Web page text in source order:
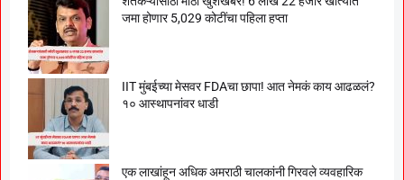
जमा होणार 5,029 कोटींचा पहिला हप्ता
IIT मुंबईच्या मेसवर FDAचा छापा! आत नेमकं काय आढळलं?
१० आस्थापनांवर धाडी
एक लाखांहून अधिक अमराठी चालकांनी गिरवले व्यवहारिक